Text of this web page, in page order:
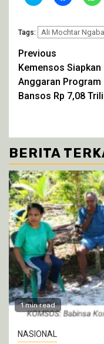
Twitter(Membuka
di
jendela
yang
baru)
di
jendela
di
Tags: Ali Mochtar
Continue
Reading
Previous
Kemensos Siapkan
Anggaran Program
Bansos Rp 7,08
BERITA
1 min read
NASIONAL